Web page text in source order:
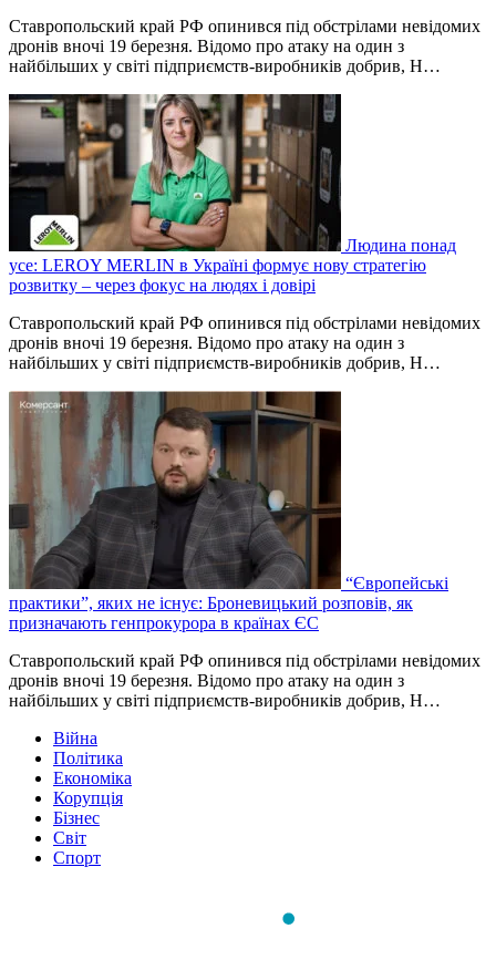
Ставропольский край РФ опинився під обстрілами невідомих
дронів вночі 19 березня. Відомо про атаку на один з
найбільших у світі підприємств-виробників добрив, Н…
Людина понад
усе: LEROY MERLIN в Україні формує нову стратегію
розвитку – через фокус на людях і довірі
Ставропольский край РФ опинився під обстрілами невідомих
дронів вночі 19 березня. Відомо про атаку на один з
найбільших у світі підприємств-виробників добрив, Н…
“Європейські
практики”, яких не існує: Броневицький розповів, як
призначають генпрокурора в країнах ЄС
Ставропольский край РФ опинився під обстрілами невідомих
дронів вночі 19 березня. Відомо про атаку на один з
найбільших у світі підприємств-виробників добрив, Н…
Війна
Політика
Економіка
Корупція
Бізнес
Світ
Спорт